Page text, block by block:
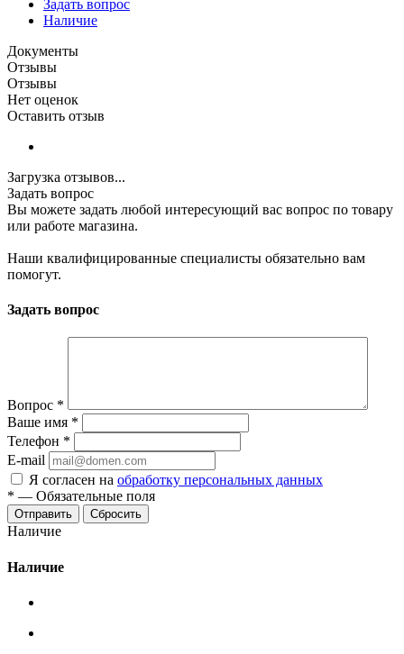
Задать вопрос
Наличие
Документы
Отзывы
Отзывы
Нет оценок
Оставить отзыв
Загрузка отзывов...
Задать вопрос
Вы можете задать любой интересующий вас вопрос по товару
или работе магазина.
Наши квалифицированные специалисты обязательно вам
помогут.
Задать вопрос
Вопрос *
Ваше имя *
Телефон *
E-mail
Я согласен на обработку персональных данных
* — Обязательные поля
Сбросить
Наличие
Наличие